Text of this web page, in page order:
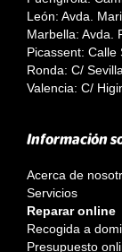
León: Avda.
Marbella: Avda.
Picassent: Calle
Ronda: C/
Valencia: C/
Información
Acerca de
Servicios
Reparar online
Recogida a
Presupuesto